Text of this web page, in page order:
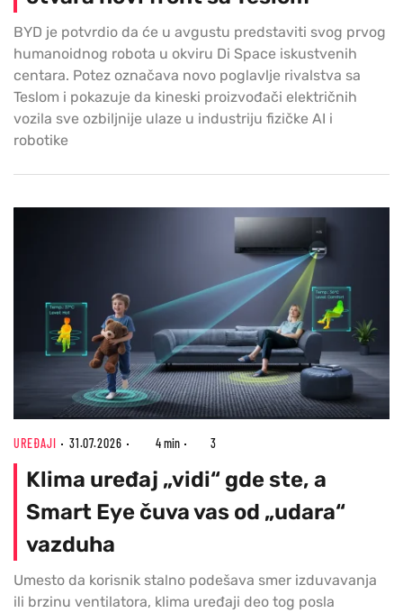
BYD je potvrdio da će u avgustu predstaviti svog prvog
humanoidnog robota u okviru Di Space iskustvenih
centara. Potez označava novo poglavlje rivalstva sa
Teslom i pokazuje da kineski proizvođači električnih
vozila sve ozbiljnije ulaze u industriju fizičke AI i
robotike
UREĐAJI 31.07.2026 4 min 3
Klima uređaj „vidi“ gde ste, a
Smart Eye čuva vas od „udara“
vazduha
Umesto da korisnik stalno podešava smer izduvavanja
ili brzinu ventilatora, klima uređaji deo tog posla